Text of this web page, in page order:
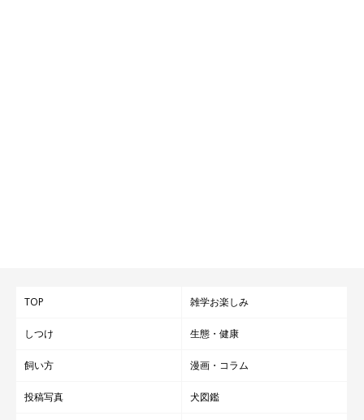
いぬのきもち投稿写真ギャラリー
TOP 雑学お楽しみ
しつけ 生態・健康
飼い方 漫画・コラム
投稿写真 犬図鑑